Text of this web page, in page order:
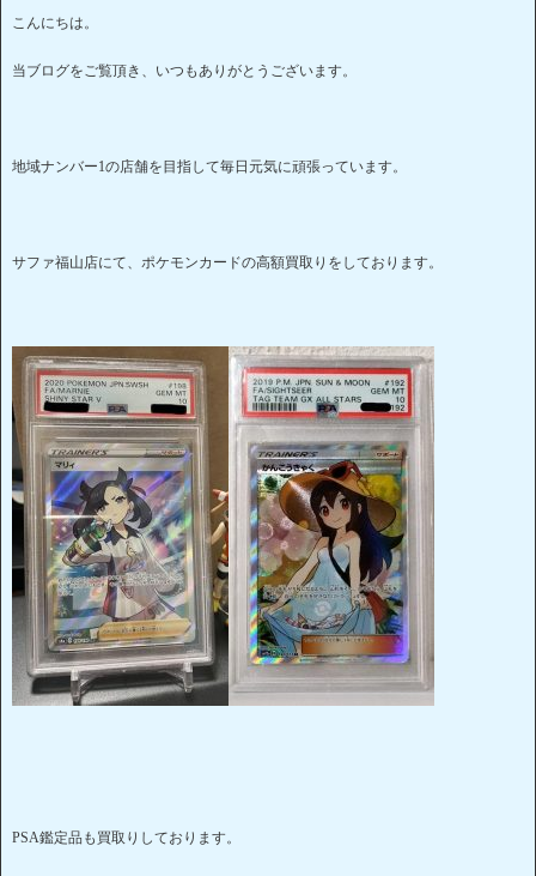
こんにちは。
当ブログをご覧頂き、いつもありがとうございます。
地域ナンバー1の店舗を目指して毎日元気に頑張っています。
サファ福山店にて、ポケモンカードの高額買取りをしております。
PSA鑑定品も買取りしております。